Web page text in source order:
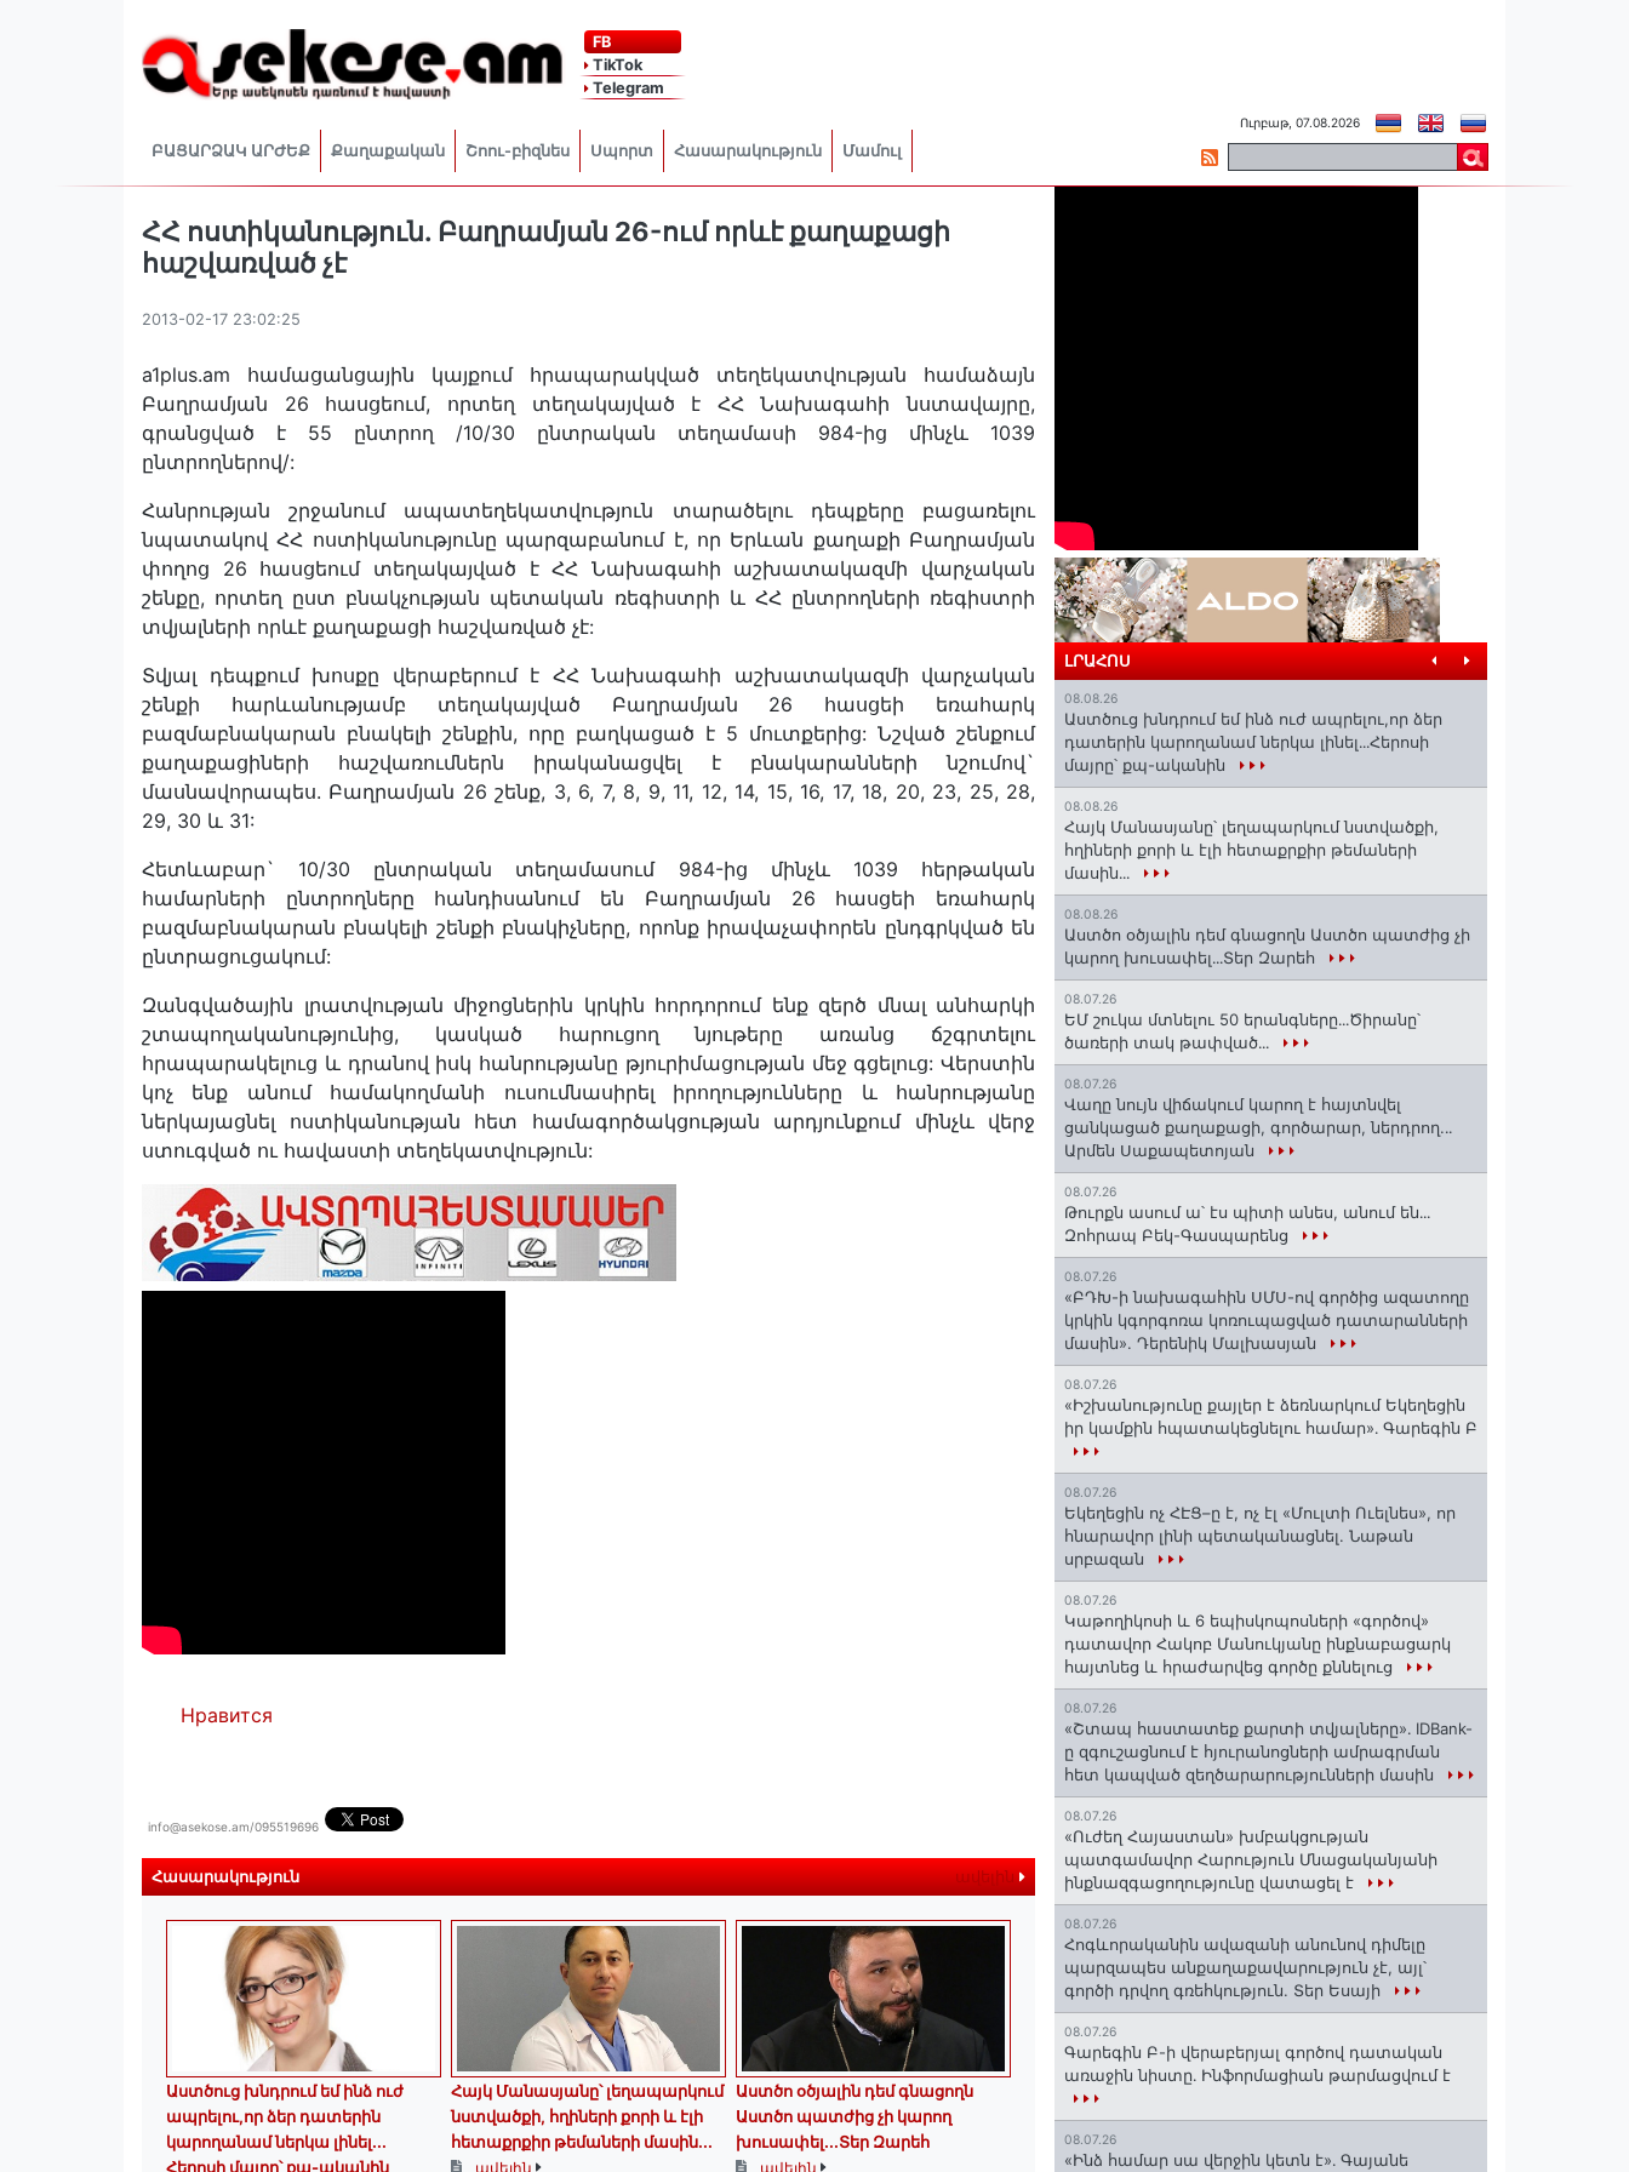
FB
TikTok
Telegram
ԲԱՑԱՐՁԱԿ ԱՐԺԵՔ Քաղաքական Շոու-բիզնես Սպորտ Հասարակություն Մամուլ
Ուրբաթ, 07.08.2026
ՀՀ ոստիկանություն. Բաղրամյան 26-ում որևէ քաղաքացի
հաշվառված չէ
2013-02-17 23:02:25
a1plus.am համացանցային կայքում հրապարակված տեղեկատվության համաձայն
Բաղրամյան 26 հասցեում, որտեղ տեղակայված է ՀՀ Նախագահի նստավայրը,
գրանցված է 55 ընտրող /10/30 ընտրական տեղամասի 984-ից մինչև 1039
ընտրողներով/:
Հանրության շրջանում ապատեղեկատվություն տարածելու դեպքերը բացառելու
նպատակով ՀՀ ոստիկանությունը պարզաբանում է, որ Երևան քաղաքի Բաղրամյան
փողոց 26 հասցեում տեղակայված է ՀՀ Նախագահի աշխատակազմի վարչական
շենքը, որտեղ ըստ բնակչության պետական ռեգիստրի և ՀՀ ընտրողների ռեգիստրի
տվյալների որևէ քաղաքացի հաշվառված չէ:
Տվյալ դեպքում խոսքը վերաբերում է ՀՀ Նախագահի աշխատակազմի վարչական
շենքի հարևանությամբ տեղակայված Բաղրամյան 26 հասցեի եռահարկ
բազմաբնակարան բնակելի շենքին, որը բաղկացած է 5 մուտքերից: Նշված շենքում
քաղաքացիների հաշվառումներն իրականացվել է բնակարանների նշումով`
մասնավորապես. Բաղրամյան 26 շենք, 3, 6, 7, 8, 9, 11, 12, 14, 15, 16, 17, 18, 20, 23, 25, 28,
29, 30 և 31:
Հետևաբար` 10/30 ընտրական տեղամասում 984-ից մինչև 1039 հերթական
համարների ընտրողները հանդիսանում են Բաղրամյան 26 հասցեի եռահարկ
բազմաբնակարան բնակելի շենքի բնակիչները, որոնք իրավաչափորեն ընդգրկված են
ընտրացուցակում:
Զանգվածային լրատվության միջոցներին կրկին հորդորում ենք զերծ մնալ անհարկի
շտապողականությունից, կասկած հարուցող նյութերը առանց ճշգրտելու
հրապարակելուց և դրանով իսկ հանրությանը թյուրիմացության մեջ գցելուց: Վերստին
կոչ ենք անում համակողմանի ուսումնասիրել իրողությունները և հանրությանը
ներկայացնել ոստիկանության հետ համագործակցության արդյունքում մինչև վերջ
ստուգված ու հավաստի տեղեկատվություն:
Нравится
info@asekose.am/095519696
Հասարակություն ավելին
Աստծուց խնդրում եմ ինձ ուժ
ապրելու,որ ձեր դատերին
կարողանամ ներկա լինել․․․
Հերոսի մայրը՝ քպ-ականին
Հայկ Մանասյանը՝ լեղապարկում
նստվածքի, հղիների քորի և էլի
հետաքրքիր թեմաների մասին․․․
ավելին
Աստծո օծյալին դեմ գնացողն
Աստծո պատժից չի կարող
խուսափել․․․Տեր Զարեհ
ավելին
ԼՐԱՀՈՍ
08.08.26
Աստծուց խնդրում եմ ինձ ուժ ապրելու,որ ձեր
դատերին կարողանամ ներկա լինել․․․Հերոսի
մայրը՝ քպ-ականին
08.08.26
Հայկ Մանասյանը՝ լեղապարկում նստվածքի,
հղիների քորի և էլի հետաքրքիր թեմաների
մասին․․․
08.08.26
Աստծո օծյալին դեմ գնացողն Աստծո պատժից չի
կարող խուսափել․․․Տեր Զարեհ
08.07.26
ԵՄ շուկա մտնելու 50 երանգները․․․Ծիրանը՝
ծառերի տակ թափված․․․
08.07.26
Վաղը նույն վիճակում կարող է հայտնվել
ցանկացած քաղաքացի, գործարար, ներդրող.․․
Արմեն Սաքապետոյան
08.07.26
Թուրքն ասում ա՝ էս պիտի անես, անում են․․․
Զոհրապ Բեկ-Գասպարենց
08.07.26
«ԲԴԽ-ի նախագահին ՍՄՍ-ով գործից ազատողը
կրկին կգորգոռա կոռուպացված դատարանների
մասին». Դերենիկ Մալխասյան
08.07.26
«Իշխանությունը քայլեր է ձեռնարկում Եկեղեցին
իր կամքին հպատակեցնելու համար»․ Գարեգին Բ
08.07.26
Եկեղեցին ոչ ՀԷՑ–ը է, ոչ էլ «Մուլտի Ուելնես», որ
հնարավոր լինի պետականացնել. Նաթան
սրբազան
08.07.26
️Կաթողիկոսի և 6 եպիսկոպոսների «գործով»
դատավոր Հակոբ Մանուկյանը ինքնաբացարկ
հայտնեց և հրաժարվեց գործը քննելուց
08.07.26
«Շտապ հաստատեք քարտի տվյալները»․ IDBank-
ը զգուշացնում է հյուրանոցների ամրագրման
հետ կապված զեղծարարությունների մասին
08.07.26
«Ուժեղ Հայաստան» խմբակցության
պատգամավոր Հարություն Մնացականյանի
ինքնազգացողությունը վատացել է
08.07.26
Հոգևորականին ավազանի անունով դիմելը
պարզապես անքաղաքավարություն չէ, այլ՝
գործի դրվող գռեհկություն. Տեր Եսայի
08.07.26
Գարեգին Բ-ի վերաբերյալ գործով դատական
առաջին նիստը․ Ինֆորմացիան թարմացվում է
08.07.26
«Ինձ համար սա վերջին կետն է»․ Գայանե